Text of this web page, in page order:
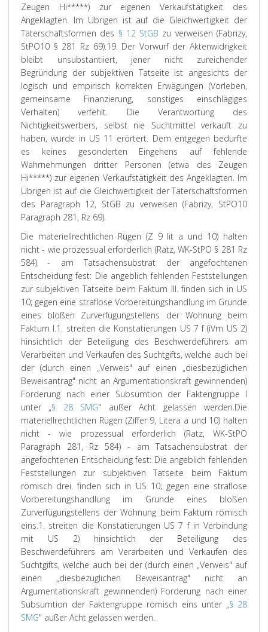
Zeugen Hi*****) zur eigenen Verkaufstätigkeit des
Angeklagten. Im Übrigen ist auf die Gleichwertigkeit der
Täterschaftsformen des § 12 StGB zu verweisen (Fabrizy,
StPO10 § 281 Rz 69).19. Der Vorwurf der Aktenwidrigkeit
bleibt unsubstantiiert, jener nicht zureichender
Begründung der subjektiven Tatseite ist angesichts der
logisch und empirisch korrekten Erwägungen (Vorleben,
gemeinsame Finanzierung, sonstiges einschlägiges
Verhalten) verfehlt. Die Verantwortung des
Nichtigkeitswerbers, selbst nie Suchtmittel verkauft zu
haben, wurde in US 11 erörtert. Dem entgegen bedurfte
es keines gesonderten Eingehens auf fehlende
Wahrnehmungen dritter Personen (etwa des Zeugen
Hi*****) zur eigenen Verkaufstätigkeit des Angeklagten. Im
Übrigen ist auf die Gleichwertigkeit der Täterschaftsformen
des Paragraph 12, StGB zu verweisen (Fabrizy, StPO10
Paragraph 281, Rz 69).
Die materiellrechtlichen Rügen (Z 9 lit a und 10) halten
nicht - wie prozessual erforderlich (Ratz, WK-StPO § 281 Rz
584) - am Tatsachensubstrat der angefochtenen
Entscheidung fest: Die angeblich fehlenden Feststellungen
zur subjektiven Tatseite beim Faktum III. finden sich in US
10; gegen eine straflose Vorbereitungshandlung im Grunde
eines bloßen Zurverfügungstellens der Wohnung beim
Faktum I.1. streiten die Konstatierungen US 7 f (iVm US 2)
hinsichtlich der Beteiligung des Beschwerdeführers am
Verarbeiten und Verkaufen des Suchtgifts, welche auch bei
der (durch einen „Verweis" auf einen „diesbezüglichen
Beweisantrag" nicht an Argumentationskraft gewinnenden)
Forderung nach einer Subsumtion der Faktengruppe I
unter „§ 28 SMG" außer Acht gelassen werden.Die
materiellrechtlichen Rügen (Ziffer 9, Litera a und 10) halten
nicht - wie prozessual erforderlich (Ratz, WK-StPO
Paragraph 281, Rz 584) - am Tatsachensubstrat der
angefochtenen Entscheidung fest: Die angeblich fehlenden
Feststellungen zur subjektiven Tatseite beim Faktum
römisch drei. finden sich in US 10; gegen eine straflose
Vorbereitungshandlung im Grunde eines bloßen
Zurverfügungstellens der Wohnung beim Faktum römisch
eins.1. streiten die Konstatierungen US 7 f in Verbindung
mit US 2) hinsichtlich der Beteiligung des
Beschwerdeführers am Verarbeiten und Verkaufen des
Suchtgifts, welche auch bei der (durch einen „Verweis" auf
einen „diesbezüglichen Beweisantrag" nicht an
Argumentationskraft gewinnenden) Forderung nach einer
Subsumtion der Faktengruppe römisch eins unter „§ 28
SMG" außer Acht gelassen werden.